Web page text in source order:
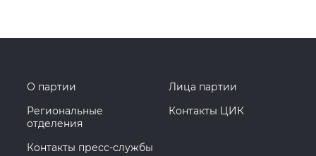
О партии
Лица партии
Региональные
отделения
Контакты ЦИК
Контакты пресс-службы